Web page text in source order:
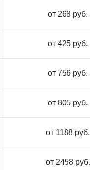
от 268 руб.
от 425 руб.
от 756 руб.
от 805 руб.
от 1188 руб.
от 2458 руб.